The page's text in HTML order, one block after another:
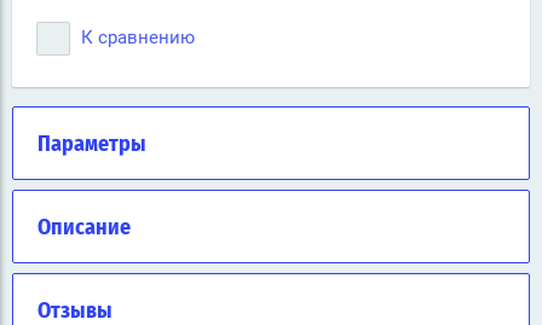
К сравнению
Параметры
Описание
Отзывы